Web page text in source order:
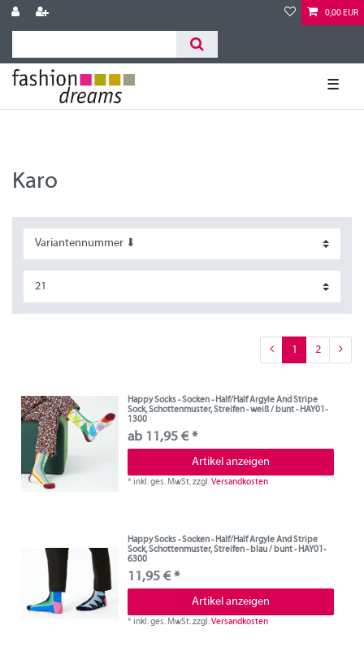
0,00 EUR
☰
Karo
1 2
Happy Socks - Socken - Half/Half Argyle And Stripe
Sock, Schottenmuster, Streifen - weiß / bunt - HAY01-
1300
ab 11,95 € *
Artikel anzeigen
*inkl. ges. MwSt.zzgl.Versandkosten
Happy Socks - Socken - Half/Half Argyle And Stripe
Sock, Schottenmuster, Streifen - blau / bunt - HAY01-
6300
11,95 € *
Artikel anzeigen
*inkl. ges. MwSt.zzgl.Versandkosten